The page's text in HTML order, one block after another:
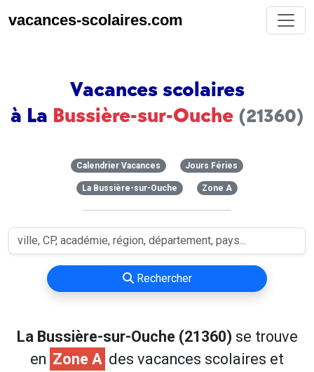
vacances-scolaires.com
Vacances scolaires
à La Bussière-sur-Ouche (21360)
Calendrier Vacances Jours Féries
La Bussière-sur-Ouche Zone A
Rechercher
La Bussière-sur-Ouche (21360) se trouve
en Zone A des vacances scolaires et